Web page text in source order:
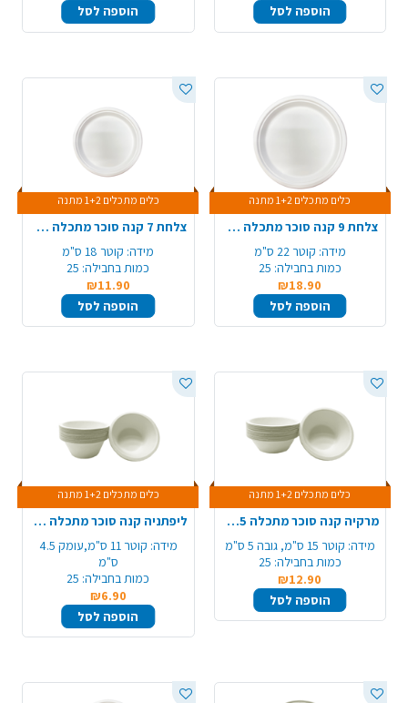
הוספה לסל
הוספה לסל
כלים מתכלים 1+2 מתנה
צלחת 9 קנה סוכר מתכלה 25 יח' עגול - לבן
מידה: קוטר 22 ס"מ
כמות בחבילה: 25
₪18.90
הוספה לסל
כלים מתכלים 1+2 מתנה
צלחת 7 קנה סוכר מתכלה 25 יח' עגול - לבן
מידה: קוטר 18 ס"מ
כמות בחבילה: 25
₪11.90
הוספה לסל
כלים מתכלים 1+2 מתנה
מרקיה קנה סוכר מתכלה 25 יח' - לבן
מידה: קוטר 15 ס"מ, גובה 5 ס"מ
כמות בחבילה: 25
₪12.90
הוספה לסל
כלים מתכלים 1+2 מתנה
ליפתניה קנה סוכר מתכלה 25 יח' - לבן
מידה:
קוטר 11 ס"מ,עומק 4.5
ס"מ
כמות בחבילה: 25
₪6.90
הוספה לסל